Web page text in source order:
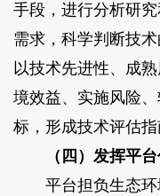
手段，进行分析研
需求，科学判断技
以技术先进性、成
境效益、实施风险
标，形成技术评估指
（四）发挥平
平台担负生态环